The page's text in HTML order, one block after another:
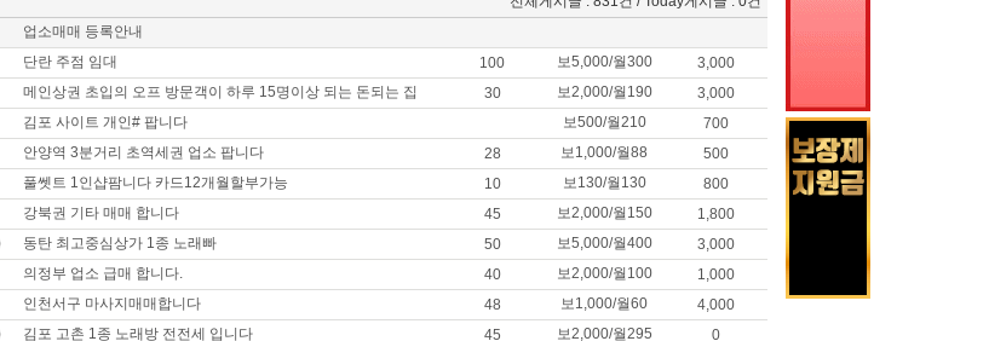
업소매매 등록안내
단란 주점 임대 100 보5,000/월300
3,000
메인상권 초입의 오프 방문객이 하루 15명이상 되는 돈되는 집 30 보2,000/월190
3,000
김포 사이트 개인# 팝니다 보500/월210
700
안양역 3분거리 초역세권 업소 팝니다 28 보1,000/월88
500
풀쎗트 1인샵팜니다 카드12개월할부가능 10 보130/월130
800
강북권 기타 매매 합니다 45 보2,000/월150
1,800
동탄 최고중심상가 1종 노래빠 50 보5,000/월400
3,000
의정부 업소 급매 합니다. 40 보2,000/월100
1,000
인천서구 마사지매매합니다 48 보1,000/월60
4,000
김포 고촌 1종 노래방 전전세 입니다 45 보2,000/월295
0